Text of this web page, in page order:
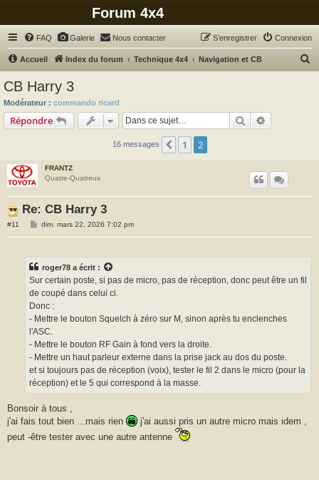
Forum 4x4
FAQ Galerie Nous contacter Connexion
S’enregistrer
Accueil Index du forum Technique 4x4 Navigation et CB
e
CB Harry 3
Modérateur : commando ricard
Répondre Rechercher
16 messages Précédente
1 2
FRANTZ
Quatre-Quatreux
Re: CB Harry 3
#11
M
g
dim. mars 22, 2026 7:02 pm
roger78 a écrit :
Sur certain poste, si pas de micro, pas de réception, donc peut être un fil
de coupé dans celui ci.
Donc :
- Mettre le bouton Squelch à zéro sur M, sinon après tu enclenches
l'ASC.
- Mettre le bouton RF Gain à fond vers la droite.
- Mettre un haut parleur externe dans la prise jack au dos du poste.
et si toujours pas de réception (voix), tester le fil 2 dans le micro (pour la
réception) et le 5 qui correspond à la masse.
Bonsoir à tous ,
j'ai fais tout bien ...mais rien
j'ai aussi pris un autre micro mais idem ,
peut -être tester avec une autre antenne